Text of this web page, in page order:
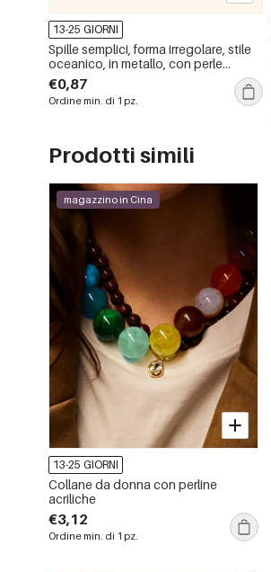
13-25 GIORNI
Spille semplici, forma irregolare, stile
oceanico, in metallo, con perle
artificiali, serie Daily
€0,87
Ordine min. di 1 pz.
Prodotti simili
magazzino in Cina
13-25 GIORNI
Collane da donna con perline
acriliche
€3,12
Ordine min. di 1 pz.